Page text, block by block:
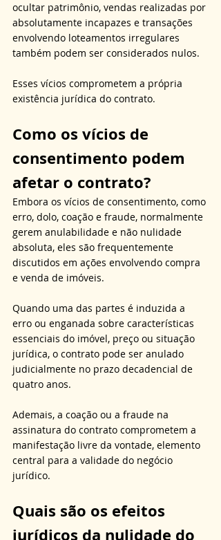
ocultar patrimônio, vendas realizadas por
absolutamente incapazes e transações
envolvendo loteamentos irregulares
também podem ser considerados nulos.
Esses vícios comprometem a própria
existência jurídica do contrato.
Como os vícios de
consentimento podem
afetar o contrato?
Embora os vícios de consentimento, como
erro, dolo, coação e fraude, normalmente
gerem anulabilidade e não nulidade
absoluta, eles são frequentemente
discutidos em ações envolvendo compra
e venda de imóveis.
Quando uma das partes é induzida a
erro ou enganada sobre características
essenciais do imóvel, preço ou situação
jurídica, o contrato pode ser anulado
judicialmente no prazo decadencial de
quatro anos.
Ademais, a coação ou a fraude na
assinatura do contrato comprometem a
manifestação livre da vontade, elemento
central para a validade do negócio
jurídico.
Quais são os efeitos
jurídicos da nulidade do